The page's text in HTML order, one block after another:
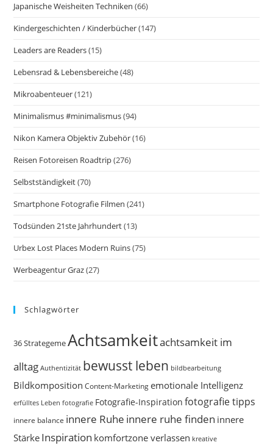
Japanische Weisheiten Techniken (66)
Kindergeschichten / Kinderbücher(147)
Leaders are Readers(15)
Lebensrad & Lebensbereiche(48)
Mikroabenteuer(121)
Minimalismus #minimalismus(94)
Nikon Kamera Objektiv Zubehör(16)
Reisen Fotoreisen Roadtrip(276)
Selbstständigkeit(70)
Smartphone Fotografie Filmen (241)
Todsünden 21ste Jahrhundert(13)
Urbex Lost Places Modern Ruins(75)
Werbeagentur Graz(27)
Schlagwörter
36 StrategemeAchtsamkeitachtsamkeit im
alltag Authentizität bewusst leben bildbearbeitung
Bildkomposition Content-Marketing emotionale Intelligenz
erfülltes Leben fotografie Fotografie-Inspiration fotografie tipps
innere balance innere Ruhe innere ruhe finden innere
Stärke Inspiration komfortzone verlassen kreative